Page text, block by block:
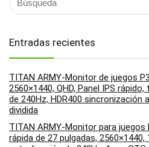
Entradas recientes
TITAN ARMY-Monitor de juegos
2560×1440, QHD, Panel IPS
de 240Hz, HDR400 sincronización
dividida
TITAN ARMY-Monitor para juegos
rápida de 27 pulgadas,